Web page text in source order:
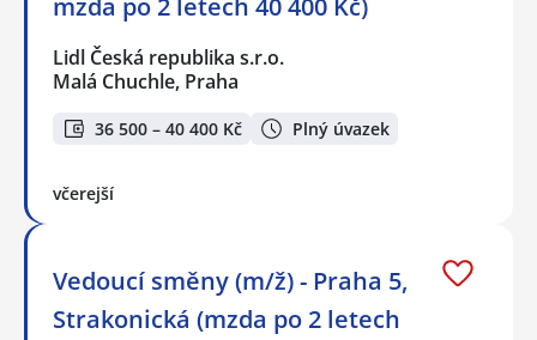
mzda po 2 letech 40 400 Kč)
Lidl Česká republika s.r.o.
Malá Chuchle, Praha
36 500 – 40 400 Kč Plný úvazek
včerejší
Vedoucí směny (m/ž) - Praha 5,
Strakonická (mzda po 2 letech